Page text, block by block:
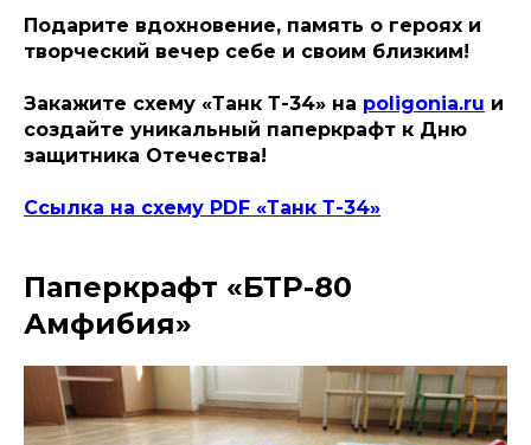
Подарите вдохновение, память о героях и
творческий вечер себе и своим близким!
Закажите схему «Танк Т-34» на poligonia.ru и
создайте уникальный паперкрафт к Дню
защитника Отечества!
Ссылка на схему PDF «Танк Т-34»
Паперкрафт «БТР-80
Амфибия»